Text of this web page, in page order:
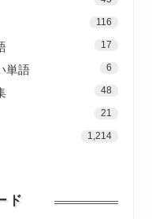
116
17
単語 6
48
21
1,214
ド